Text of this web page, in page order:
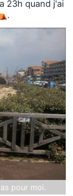
23h quand j'ai
pour moi.